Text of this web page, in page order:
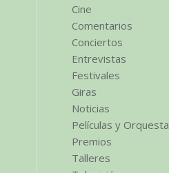
Cine
Comentarios
Conciertos
Entrevistas
Festivales
Giras
Noticias
Películas y Orquesta
Premios
Talleres